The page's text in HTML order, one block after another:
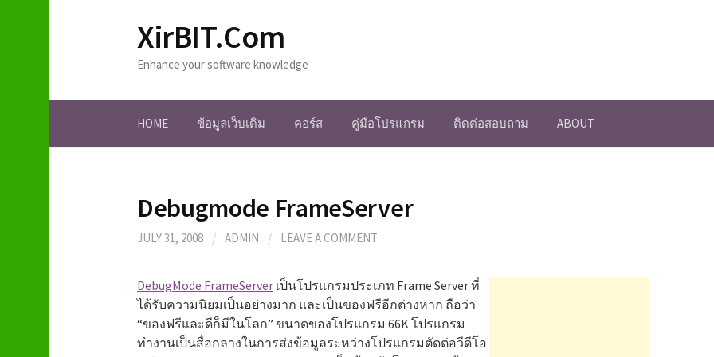
o
XirBIT.Com
Enhance your software knowledge
HOME ข้อมูลเว็บเดิม คอร์ส คู่มือโปรแกรม ติดต่อสอบถาม ABOUT
Debugmode FrameServer
JULY 31, 2008 / ADMIN / LEAVE A COMMENT
DebugMode FrameServer เป็นโปรแกรมประเภท Frame Server ที่
ได้รับความนิยมเป็นอย่างมาก และเป็นของฟรีอีกต่างหาก ถือว่า
“ของฟรีและดีก็มีในโลก” ขนาดของโปรแกรม 66K โปรแกรม
ทำงานเป็นสื่อกลางในการส่งข้อมูลระหว่างโปรแกรมตัดต่อวีดีโอ